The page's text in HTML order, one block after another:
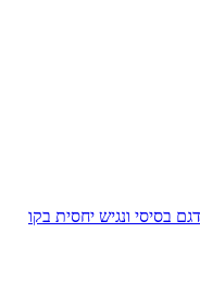
בסיסי ונגיש יחסית בקו